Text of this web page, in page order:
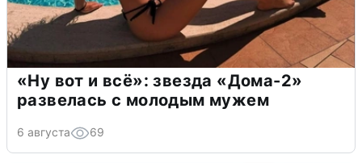
«Ну вот и всё»: звезда «Дома-2»
развелась с молодым мужем
6 августа 69